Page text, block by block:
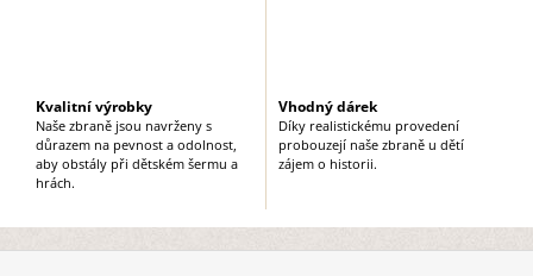
Kvalitní výrobky
Naše zbraně jsou navrženy s
důrazem na pevnost a odolnost,
aby obstály při dětském šermu a
hrách.
Vhodný dárek
Díky realistickému provedení
probouzejí naše zbraně u dětí
zájem o historii.
Z